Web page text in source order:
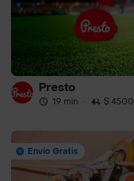
Presto
19 min · $ 4500
Envío Gratis